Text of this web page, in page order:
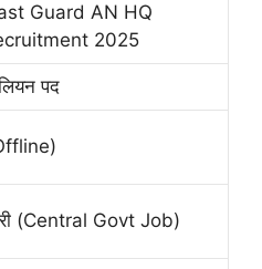
Guard AN HQ
2025
पद
(Central Govt Job)